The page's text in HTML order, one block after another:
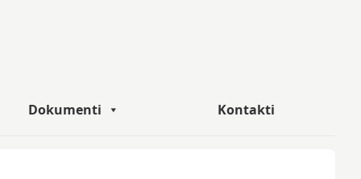
Dokumenti Kontakti